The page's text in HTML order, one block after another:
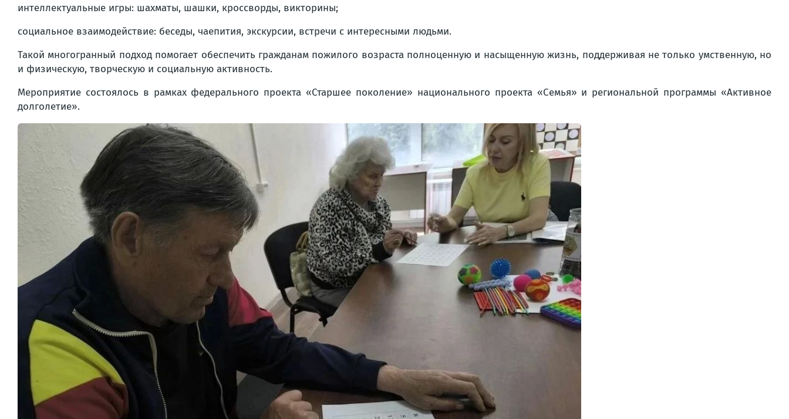
интеллектуальные игры: шахматы, шашки, кроссворды, викторины;
социальное взаимодействие: беседы, чаепития, экскурсии, встречи с интересными людьми.
Такой многогранный подход помогает обеспечить гражданам пожилого возраста полноценную и насыщенную жизнь, поддерживая не только умственную, но
и физическую, творческую и социальную активность.
Мероприятие состоялось в рамках федерального проекта «Старшее поколение» национального проекта «Семья» и региональной программы «Активное
долголетие».